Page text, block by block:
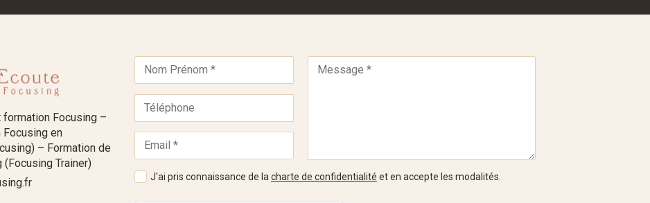
Focusing –
en
– Formation de
Trainer)
J'ai pris connaissance de la charte de confidentialité et en accepte les modalités.